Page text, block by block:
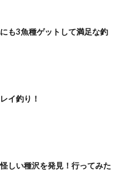
も3魚種ゲットして満足な釣
イ釣り！
しい種沢を発見！行ってみた